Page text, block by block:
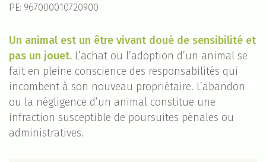
PE: 967000010720900
Un animal est un être vivant doué de sensibilité et
pas un jouet. L’achat ou l’adoption d’un animal se
fait en pleine conscience des responsabilités qui
incombent à son nouveau propriétaire. L’abandon
ou la négligence d’un animal constitue une
infraction susceptible de poursuites pénales ou
administratives.